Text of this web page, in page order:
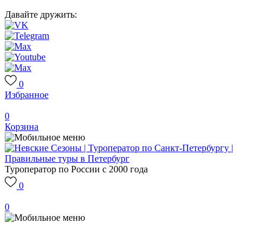
Давайте дружить:
0
Избранное
0
Корзина
Туроператор по России с 2000 года
0
0